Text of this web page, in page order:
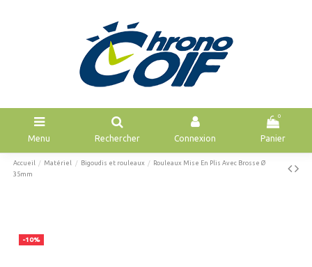
Menu Rechercher Connexion
0
Panier
Accueil Matériel Bigoudis et rouleaux
Rouleaux Mise En Plis Avec Brosse Ø
35mm
-10%